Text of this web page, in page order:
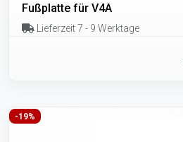
Fußplatte für V4A
Lieferzeit 7 - 9 Werktage
-19%